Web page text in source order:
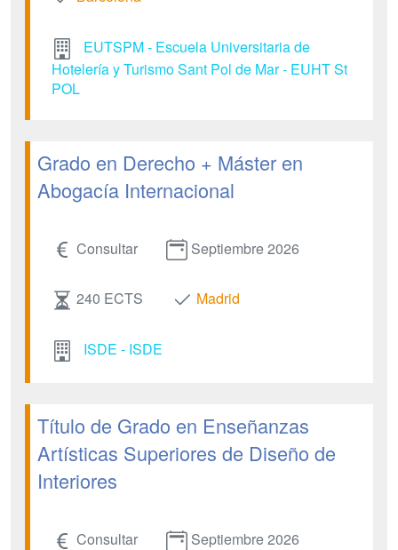
EUTSPM - Escuela Universitaria de
Hotelería y Turismo Sant Pol de Mar - EUHT St
POL
Grado en Derecho + Máster en
Abogacía Internacional
Consultar Septiembre 2026
240 ECTS Madrid
ISDE - ISDE
Título de Grado en Enseñanzas
Artísticas Superiores de Diseño de
Interiores
Consultar Septiembre 2026